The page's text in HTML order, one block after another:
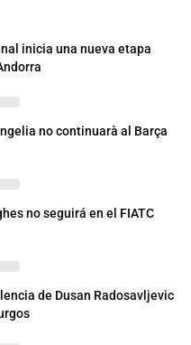
inicia una nueva etapa
no continuarà al Barça
no seguirá en el FIATC
de Dusan Radosavljevic